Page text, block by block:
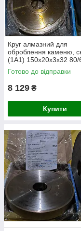
Круг алмазний для
оброблення каменю,
(1А1) 150х20х3х32
50%
Готово до відправки
8 129 ₴
Купити